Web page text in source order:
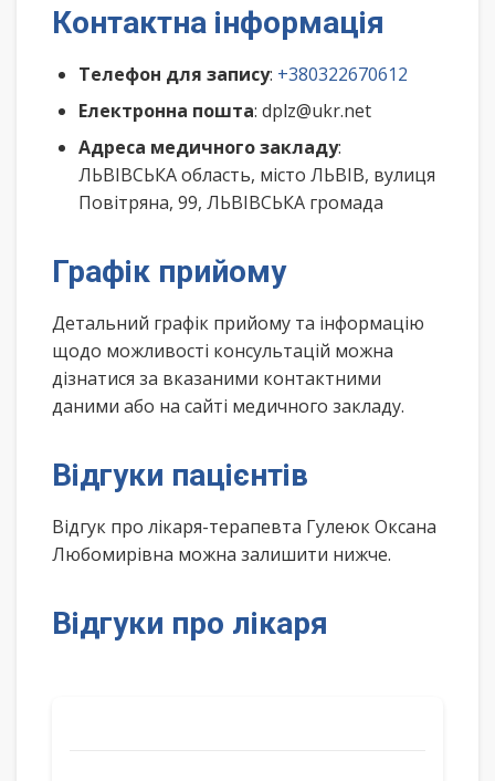
Контактна інформація
Телефон для запису: +380322670612
Електронна пошта: dplz@ukr.net
Адреса медичного закладу:
ЛЬВІВСЬКА область, місто ЛЬВІВ, вулиця
Повітряна, 99, ЛЬВІВСЬКА громада
Графік прийому
Детальний графік прийому та інформацію
щодо можливості консультацій можна
дізнатися за вказаними контактними
даними або на сайті медичного закладу.
Відгуки пацієнтів
Відгук про лікаря-терапевта Гулеюк Оксана
Любомирівна можна залишити нижче.
Відгуки про лікаря